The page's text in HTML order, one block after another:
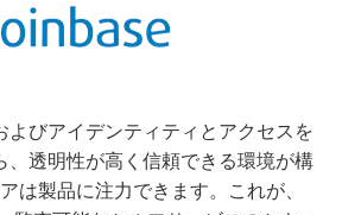
よびアイデンティティとアクセスを
、透明性が高く信頼できる環境が構
は製品に注力できます。これが、